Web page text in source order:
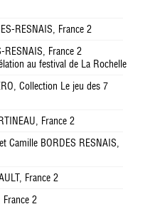
RESNAIS, France 2
RESNAIS, France 2
au festival de La Rochelle
Collection Le jeu des 7
France 2
Camille BORDES RESNAIS,
France 2
France 2